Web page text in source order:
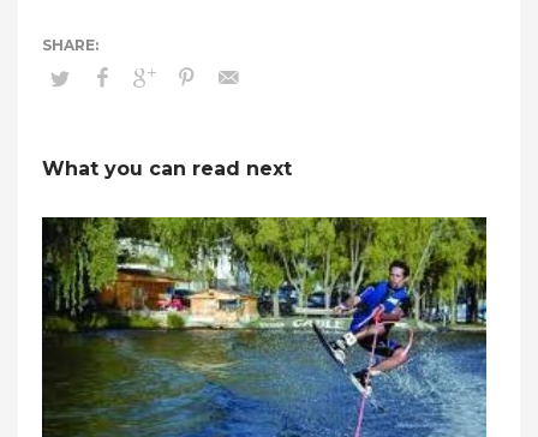
What you can read next